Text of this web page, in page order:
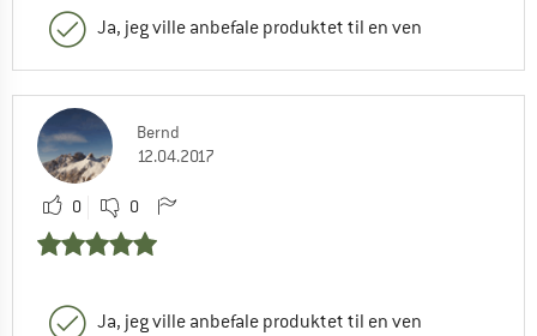
Ja, jeg ville anbefale produktet til en ven
Bernd
12.04.2017
0 0
Ja, jeg ville anbefale produktet til en ven